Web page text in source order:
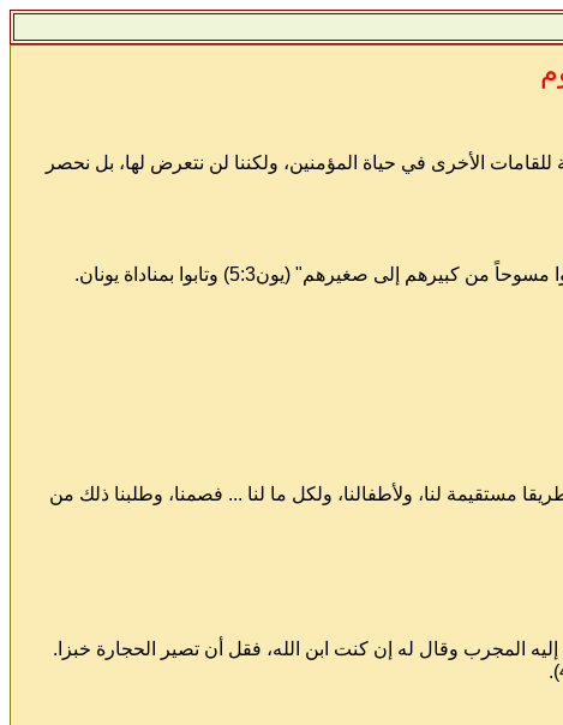
الأخرى في حياة المؤمنين، ولكننا لن نتعرض لها، بل نحصر
مستقيمة لنا، ولأطفالنا، ولكل ما لنا ... فصمنا، وطلبنا ذلك من
المجرب وقال له إن كنت ابن الله، فقل أن تصير الحجارة خبزا.